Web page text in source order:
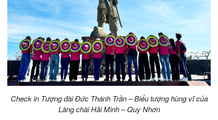
Check in Tượng đài Đức Thánh Trần – Biểu tượng hùng vĩ của
Làng chài Hải Minh – Quy Nhơn